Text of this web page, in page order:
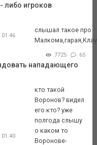
либо игроков
слышал такое про
7725 65
нападающего
кто такой
Воронов? видел
его кто? уже
полгода слышу
о каком то
Воронове-